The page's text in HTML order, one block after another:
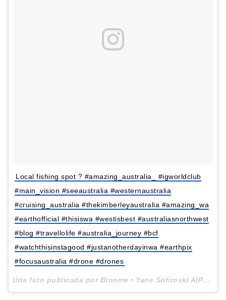
Local fishing spot ? #amazing_australia_ #igworldclub
#main_vision #seeaustralia #westernaustralia
#cruising_australia #thekimberleyaustralia #amazing_wa
#earthofficial #thisiswa #westisbest #australiasnorthwest
#blog #travellolife #australia_journey #bcf
#watchthisinstagood #justanotherdayinwa #earthpix
#focusaustralia #drone #drones
Una foto publicada por Broome • Yane Sotiroski AIPP (@yane.photography) el